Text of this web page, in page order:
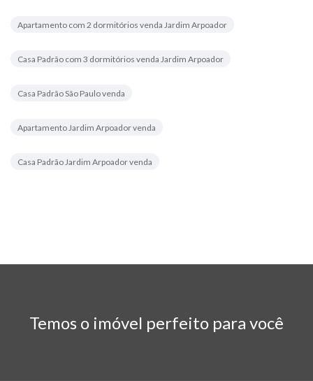
Apartamento com 2 dormitórios venda Jardim Arpoador
Casa Padrão com 3 dormitórios venda Jardim Arpoador
Casa Padrão São Paulo venda
Apartamento Jardim Arpoador venda
Casa Padrão Jardim Arpoador venda
Temos o imóvel perfeito para você